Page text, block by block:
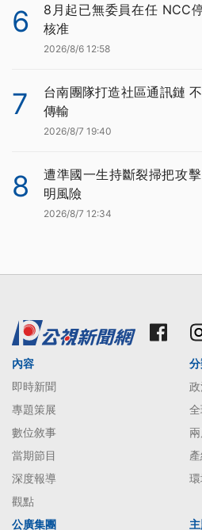
6
8月起已無委員在任 NCC
核准
2026/8/6 12:58
7
台南團隊打造社區通訊鏈
傳輸
2026/8/7 19:40
8
遭準國一生持斷裂掃把攻
明風險
2026/8/7 12:34
內容
即時新聞
專題策展
數位敘事
當期節目
深度報導
觀點
公廣集團